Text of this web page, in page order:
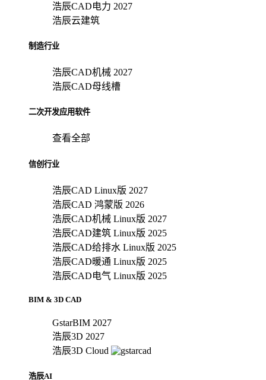
浩辰CAD电力 2027
浩辰云建筑
制造行业
浩辰CAD机械 2027
浩辰CAD母线槽
二次开发应用软件
查看全部
信创行业
浩辰CAD Linux版 2027
浩辰CAD 鸿蒙版 2026
浩辰CAD机械 Linux版 2027
浩辰CAD建筑 Linux版 2025
浩辰CAD给排水 Linux版 2025
浩辰CAD暖通 Linux版 2025
浩辰CAD电气 Linux版 2025
BIM & 3D CAD
GstarBIM 2027
浩辰3D 2027
浩辰3D Cloud
浩辰AI